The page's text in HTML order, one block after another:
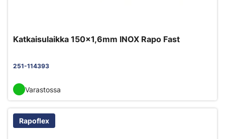
Katkaisulaikka 150x1,6mm INOX Rapo Fast
251-114393
Varastossa
Rapoflex